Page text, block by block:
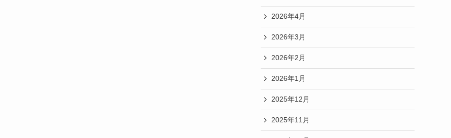
2026年4月
2026年3月
2026年2月
2026年1月
2025年12月
2025年11月